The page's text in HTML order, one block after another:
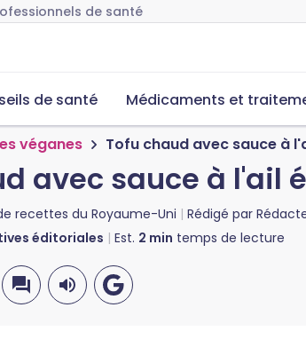
de santé
de santé Médicaments et
véganes Tofu chaud avec sauce à
avec sauce à l'ail
recettes du Royaume-Uni Rédigé par
éditoriales Est. 2 min temps de lecture